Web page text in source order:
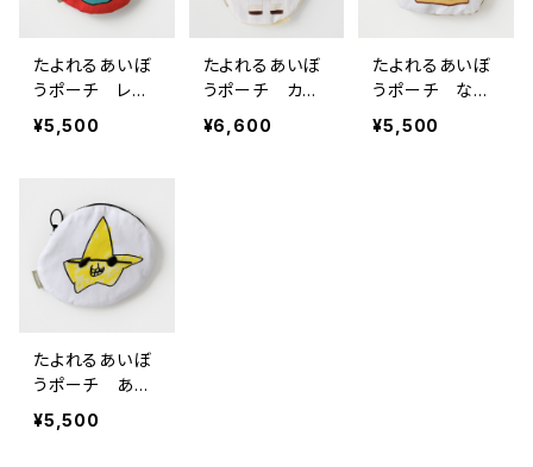
たよれるあいぼ
うポーチ レス
ラー
¥5,500
たよれるあいぼ
うポーチ カブ
ホッキョクグマ
¥6,600
たよれるあいぼ
うポーチ なま
しょくパンくん
¥5,500
たよれるあいぼ
うポーチ あや
しいスター
¥5,500